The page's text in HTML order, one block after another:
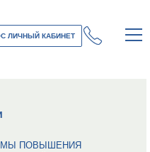
ЛИЧНЫЙ КАБИНЕТ
ПОВЫШЕНИЯ